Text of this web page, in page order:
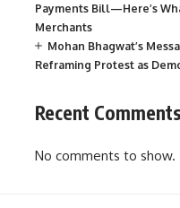
Payments Bill—Here’s
Merchants
Mohan Bhagwat’s
Reframing Protest as
Recent Comments
No comments to show.